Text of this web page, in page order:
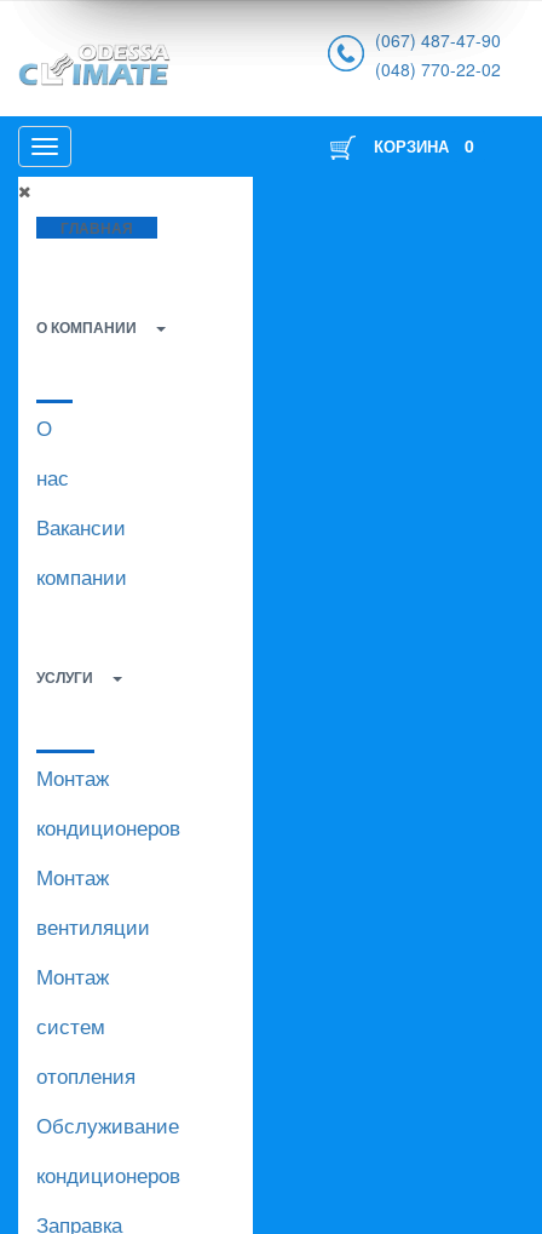
(067) 487-47-90
(048) 770-22-02
ГЛАВНАЯ
О КОМПАНИИ
О
нас
Вакансии
компании
УСЛУГИ
Монтаж
кондиционеров
Монтаж
вентиляции
Монтаж
систем
отопления
Обслуживание
кондиционеров
Заправка
КОРЗИНА 0